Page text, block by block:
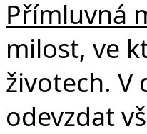
Přímluvná
milost, ve
životech. V
odevzdat